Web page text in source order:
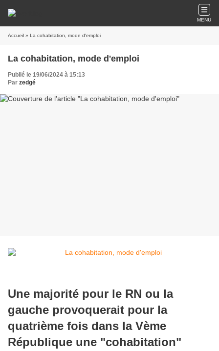
MENU
Accueil » La cohabitation, mode d'emploi
La cohabitation, mode d'emploi
Publié le 19/06/2024 à 15:13
Par zedgé
Une majorité pour le RN ou la
gauche provoquerait pour la
quatrième fois dans la Vème
République une "cohabitation"